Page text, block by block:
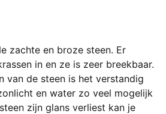
zachte en broze steen. Er
in en ze is zeer breekbaar.
van de steen is het verstandig
en water zo veel mogelijk
zijn glans verliest kan je